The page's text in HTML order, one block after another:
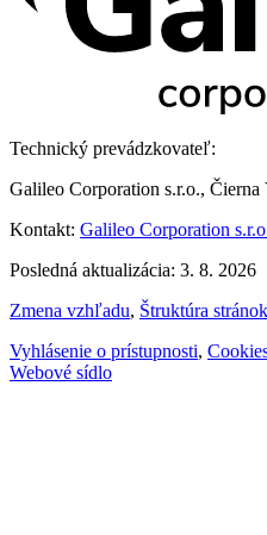
Technický prevádzkovateľ:
Galileo Corporation s.r.o., Čierna
Kontakt: Galileo Corporation
Posledná aktualizácia: 3. 8. 2026
Zmena vzhľadu, Štruktúra stránok
Vyhlásenie o prístupnosti,
Webové sídlo